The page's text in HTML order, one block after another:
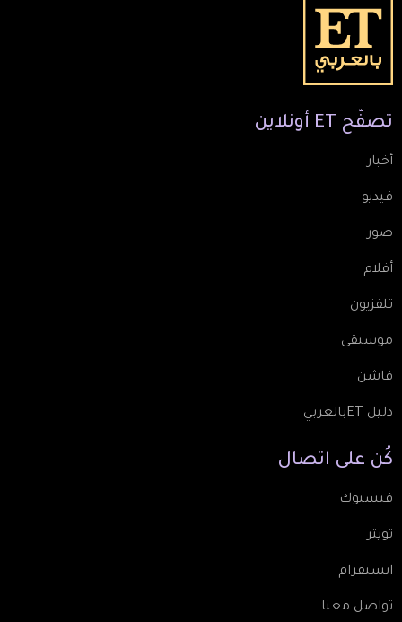
تصفّح ET أونلاين
أخبار
فيديو
صور
أفلام
تلفزيون
موسيقى
فاشن
دليل ETبالعربي
كُن على اتصال
فيسبوك
تويتر
انستقرام
تواصل معنا